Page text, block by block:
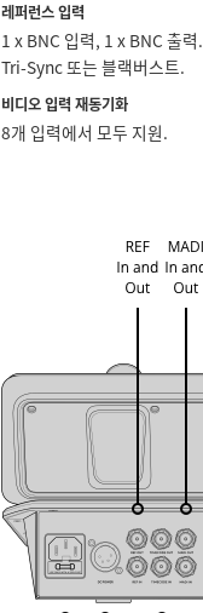
레퍼런스 입력
1 x BNC 입력, 1 x BNC 출력.
Tri-Sync 또는 블랙버스트.
비디오 입력 재동기화
8개 입력에서 모두 지원.